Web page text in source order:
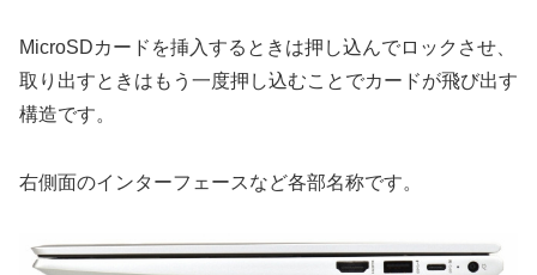
MicroSDカードを挿入するときは押し込んでロックさせ、
取り出すときはもう一度押し込むことでカードが飛び出す
構造です。
右側面のインターフェースなど各部名称です。